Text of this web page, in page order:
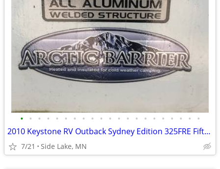
• • • • • • • • • • • • • • • • • • • • •
2010 Keystone RV Outback Sydney Edition 325FRE Fifth Wheel
7/21 Side Lake, MN